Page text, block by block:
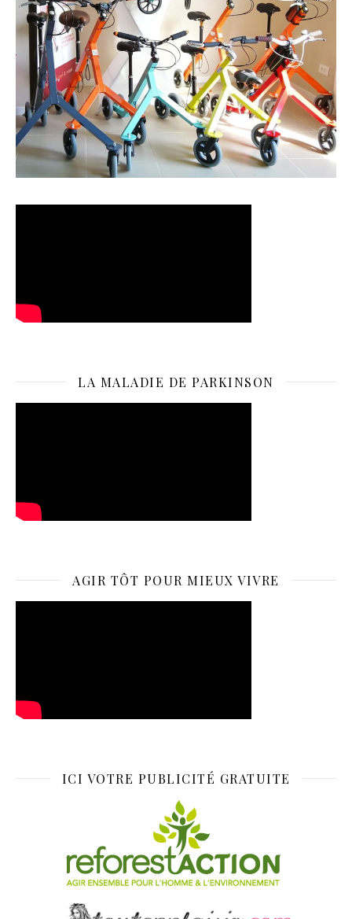
LA MALADIE DE PARKINSON
AGIR TÔT POUR MIEUX VIVRE
ICI VOTRE PUBLICITÉ GRATUITE